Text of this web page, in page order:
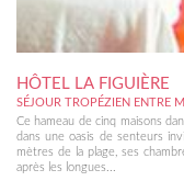
HÔTEL LA FIGUIÈRE
SÉJOUR TROPÉZIEN ENTRE
Ce hameau de cinq maisons
dans une oasis de senteurs
mètres de la plage, ses
après les longues...